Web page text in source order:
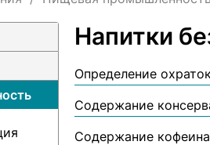
Напитки
Определение
Содержание
Содержание кофеина